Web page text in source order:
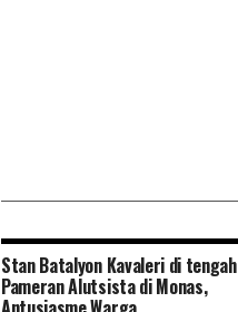
Stan Batalyon Kavaleri di tengah
Pameran Alutsista di Monas,